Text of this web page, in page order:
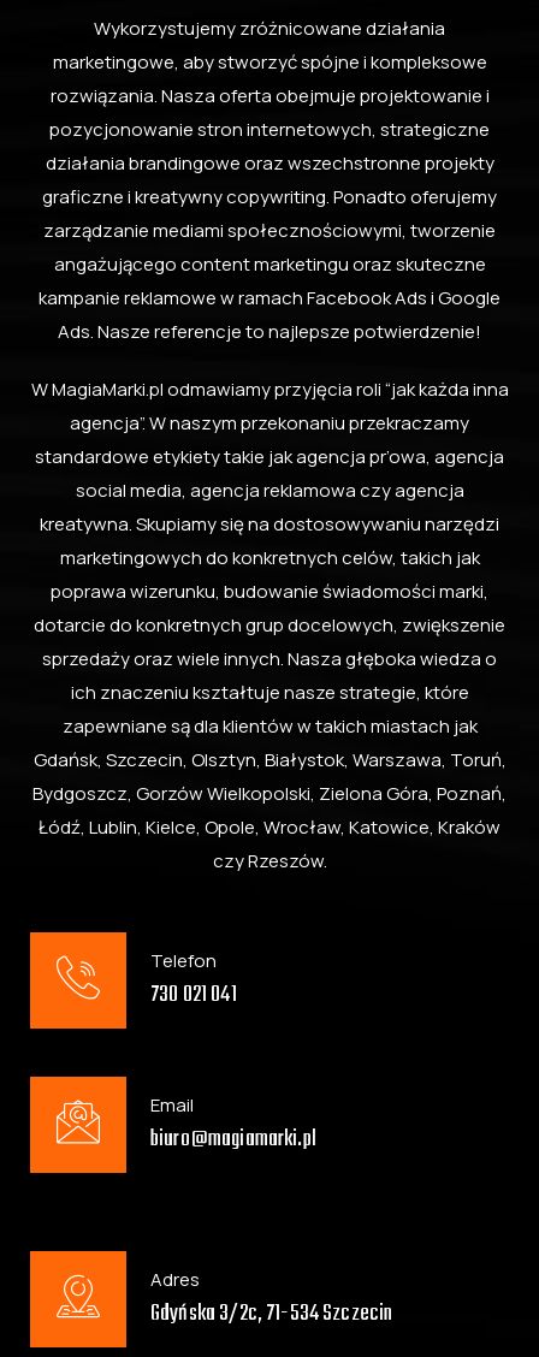
Wykorzystujemy zróżnicowane działania
marketingowe, aby stworzyć spójne i kompleksowe
rozwiązania. Nasza oferta obejmuje projektowanie i
pozycjonowanie stron internetowych, strategiczne
działania brandingowe oraz wszechstronne projekty
graficzne i kreatywny copywriting. Ponadto oferujemy
zarządzanie mediami społecznościowymi, tworzenie
angażującego content marketingu oraz skuteczne
kampanie reklamowe w ramach Facebook Ads i Google
Ads. Nasze referencje to najlepsze potwierdzenie!
W MagiaMarki.pl odmawiamy przyjęcia roli “jak każda inna
agencja”. W naszym przekonaniu przekraczamy
standardowe etykiety takie jak agencja pr’owa, agencja
social media, agencja reklamowa czy agencja
kreatywna. Skupiamy się na dostosowywaniu narzędzi
marketingowych do konkretnych celów, takich jak
poprawa wizerunku, budowanie świadomości marki,
dotarcie do konkretnych grup docelowych, zwiększenie
sprzedaży oraz wiele innych. Nasza głęboka wiedza o
ich znaczeniu kształtuje nasze strategie, które
zapewniane są dla klientów w takich miastach jak
Gdańsk, Szczecin, Olsztyn, Białystok, Warszawa, Toruń,
Bydgoszcz, Gorzów Wielkopolski, Zielona Góra, Poznań,
Łódź, Lublin, Kielce, Opole, Wrocław, Katowice, Kraków
czy Rzeszów.
Telefon
730 021 041
Email
biuro@magiamarki.pl
Adres
Gdyńska 3/2c, 71-534 Szczecin